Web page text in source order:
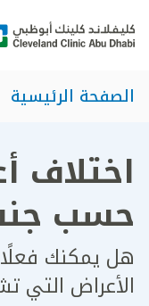
الصفحة الرئيسية
اختلاف
حسب
هل يمكنك
الأعراض التي